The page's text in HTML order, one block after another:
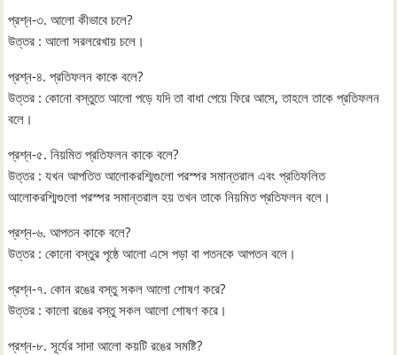
প্রশ্ন-৩. আলো কীভাবে চলে?
উত্তর : আলো সরলরেখায় চলে।
প্রশ্ন-৪. প্রতিফলন কাকে বলে?
উত্তর : কোনো বস্তুতে আলো পড়ে যদি তা বাধা পেয়ে ফিরে আসে, তাহলে তাকে প্রতিফলন
বলে।
প্রশ্ন-৫. নিয়মিত প্রতিফলন কাকে বলে?
উত্তর : যখন আপতিত আলোকরশ্মিগুলো পরস্পর সমান্তরাল এবং প্রতিফলিত
আলোকরশ্মিগুলো পরস্পর সমান্তরাল হয় তখন তাকে নিয়মিত প্রতিফলন বলে।
প্রশ্ন-৬. আপতন কাকে বলে?
উত্তর : কোনো বস্তুর পৃষ্ঠে আলো এসে পড়া বা পতনকে আপতন বলে।
প্রশ্ন-৭. কোন রঙের বস্তু সকল আলো শোষণ করে?
উত্তর : কালো রঙের বস্তু সকল আলো শোষণ করে।
প্রশ্ন-৮. সূর্যের সাদা আলো কয়টি রঙের সমষ্টি?